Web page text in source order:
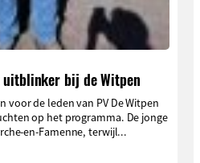
uitblinker bij de Witpen
voor de leden van PV De Witpen
op het programma. De jonge
en-Famenne, terwijl...